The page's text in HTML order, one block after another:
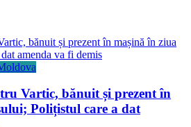
Vartic, bănuit și prezent în
Polițistul care a dat